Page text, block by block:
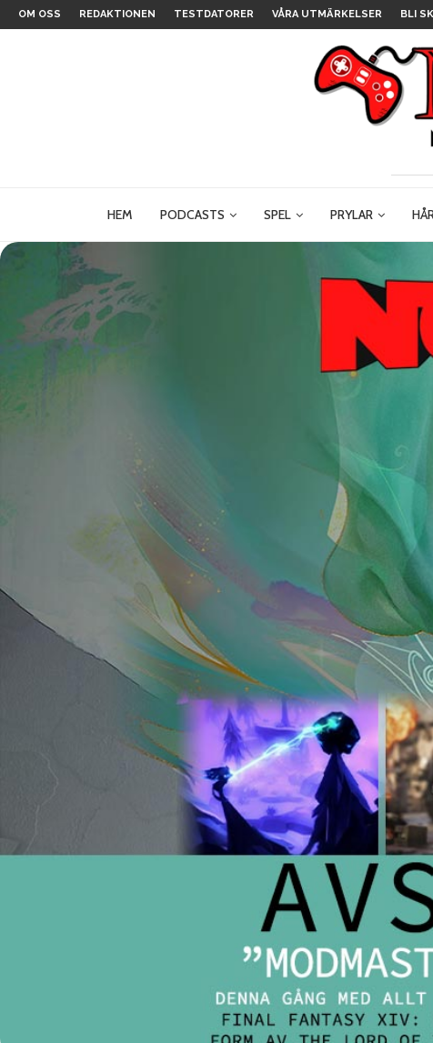
OM OSS REDAKTIONEN TESTDATORER VÅRA UTMÄRKELSER BLI
HEM PODCASTS SPEL PRYLAR